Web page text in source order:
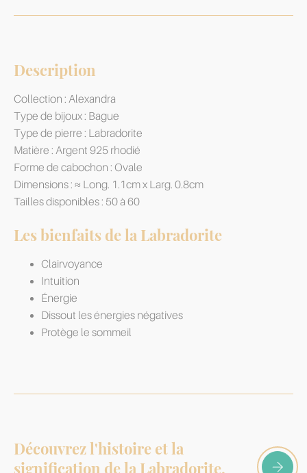
&
Description
Collection : Alexandra
Type de bijoux : Bague
Type de pierre : Labradorite
Matière : Argent 925 rhodié
Forme de cabochon : Ovale
Dimensions : ≈ Long. 1.1cm x Larg. 0.8cm
Tailles disponibles : 50 à 60
Les bienfaits de la Labradorite
Clairvoyance
Intuition
Énergie
Dissout les énergies négatives
Protège le sommeil
Découvrez l'histoire et la
signification de la Labradorite,